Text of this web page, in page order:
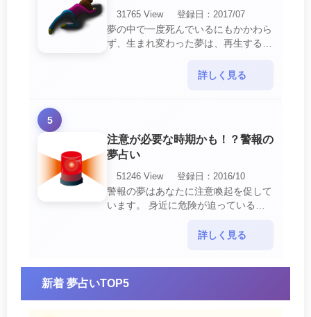
31765 View
登録日：2017/07
夢の中で一度死んでいるにもかかわら
ず、生まれ変わった夢は、再生する夢
あなたに関するすべての運気が上昇し
詳しく見る
5
注意が必要な時期かも！？警報の
夢占い
51246 View
登録日：2016/10
警報の夢はあなたに注意喚起を促して
います。 身近に危険が迫っている暗
て危機を回避する事が必要です。 ま
詳しく見る
新着 夢占いTOP5